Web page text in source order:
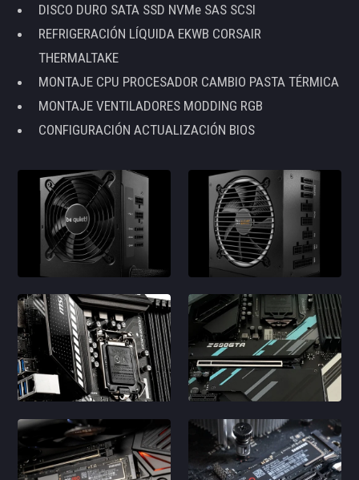
DISCO DURO SATA SSD NVMe SAS SCSI
REFRIGERACIÓN LÍQUIDA EKWB CORSAIR
THERMALTAKE
MONTAJE CPU PROCESADOR CAMBIO PASTA TÉRMICA
MONTAJE VENTILADORES MODDING RGB
CONFIGURACIÓN ACTUALIZACIÓN BIOS